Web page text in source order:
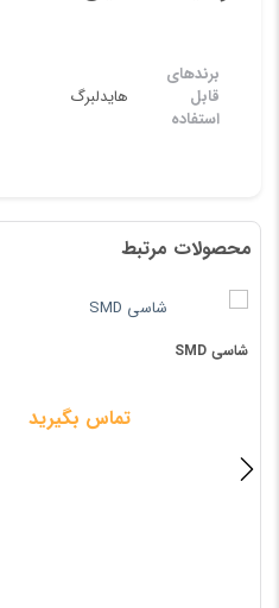
برندهای
قابل
استفاده
هایدلبرگ
محصولات مرتبط
شاسی SMD
تماس بگیرید